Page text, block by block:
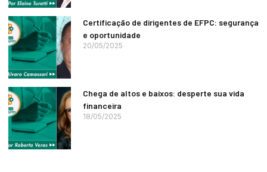
Certificação de dirigentes de EFPC: segurança
e oportunidade
20/05/2025
Chega de altos e baixos: desperte sua vida
financeira
18/05/2025